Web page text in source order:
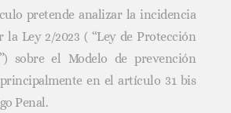
pretende analizar la incidencia
la Ley 2/2023 ( “Ley de Protección
sobre el Modelo de prevención
en el artículo 31 bis
Penal.